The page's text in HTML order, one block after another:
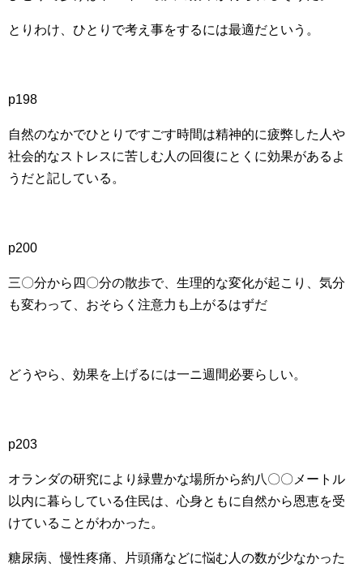
とりわけ、ひとりで考え事をするには最適だという。
p198
自然のなかでひとりですごす時間は精神的に疲弊した人や
社会的なストレスに苦しむ人の回復にとくに効果があるよ
うだと記している。
p200
三〇分から四〇分の散歩で、生理的な変化が起こり、気分
も変わって、おそらく注意力も上がるはずだ
どうやら、効果を上げるには一ニ週間必要らしい。
p203
オランダの研究により緑豊かな場所から約八〇〇メートル
以内に暮らしている住民は、心身ともに自然から恩恵を受
けていることがわかった。
糖尿病、慢性疼痛、片頭痛などに悩む人の数が少なかった